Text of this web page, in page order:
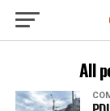
All